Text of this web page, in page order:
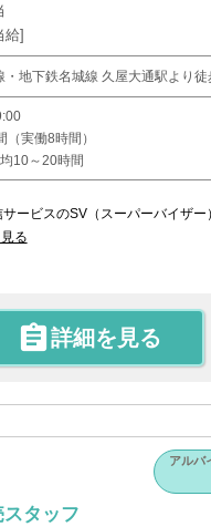
給
・地下鉄名城線 久屋大通駅より徒
（実働8時間）
10～20時間
サービスのSV（スーパーバイ
る
詳細を見る
アルバ
タッフ